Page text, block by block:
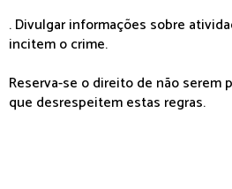
. Divulgar informações sobre
incitem o crime.
Reserva-se o direito de não serem
que desrespeitem estas regras.